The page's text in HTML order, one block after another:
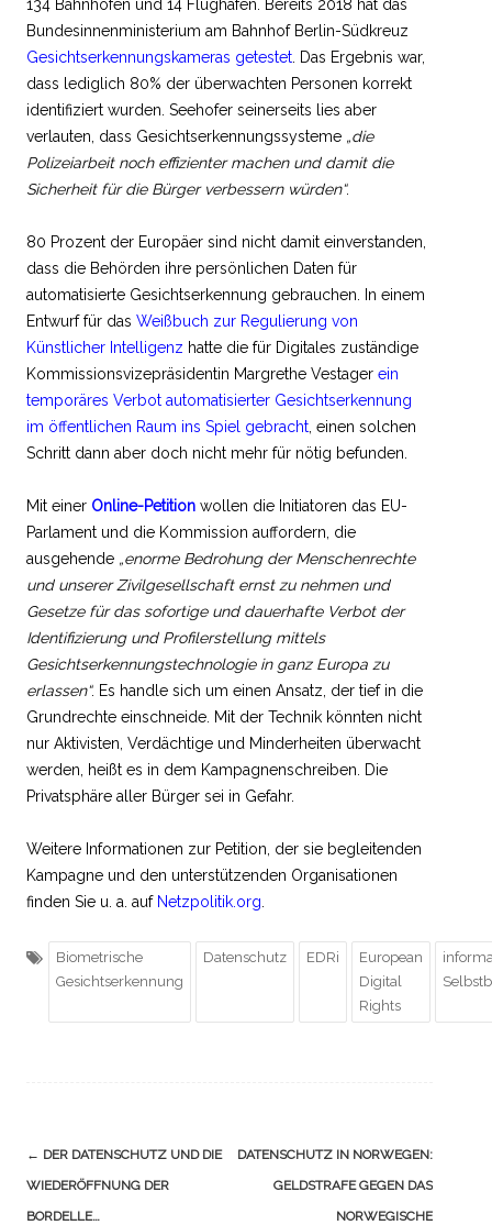
134 Bahnhöfen und 14 Flughäfen. Bereits 2018 hat das
Bundesinnenministerium am Bahnhof Berlin-Südkreuz
Gesichtserkennungskameras getestet . Das Ergebnis war,
dass lediglich 80% der überwachten Personen korrekt
identifiziert wurden. Seehofer seinerseits lies aber
verlauten, dass Gesichtserkennungssysteme „die
Polizeiarbeit noch effizienter machen und damit die
Sicherheit für die Bürger verbessern würden“.
80 Prozent der Europäer sind nicht damit einverstanden,
dass die Behörden ihre persönlichen Daten für
automatisierte Gesichtserkennung gebrauchen. In einem
Entwurf für das Weißbuch zur Regulierung von
Künstlicher Intelligenz hatte die für Digitales zuständige
Kommissionsvizepräsidentin Margrethe Vestager ein
temporäres Verbot automatisierter Gesichtserkennung
im öffentlichen Raum ins Spiel gebracht , einen solchen
Schritt dann aber doch nicht mehr für nötig befunden.
Mit einer Online-Petition wollen die Initiatoren das EU-
Parlament und die Kommission auffordern, die
ausgehende „enorme Bedrohung der Menschenrechte
und unserer Zivilgesellschaft ernst zu nehmen und
Gesetze für das sofortige und dauerhafte Verbot der
Identifizierung und Profilerstellung mittels
Gesichtserkennungstechnologie in ganz Europa zu
erlassen“. Es handle sich um einen Ansatz, der tief in die
Grundrechte einschneide. Mit der Technik könnten nicht
nur Aktivisten, Verdächtige und Minderheiten überwacht
werden, heißt es in dem Kampagnenschreiben. Die
Privatsphäre aller Bürger sei in Gefahr.
Weitere Informationen zur Petition, der sie begleitenden
Kampagne und den unterstützenden Organisationen
finden Sie u. a. auf Netzpolitik.org
Biometrische
Gesichtserkennung
Datenschutz EDRi
European
Digital
Rights
Navigation
(Beiträge)
← DER DATENSCHUTZ UND DIE
WIEDERÖFFNUNG DER
BORDELLE…
DATENSCHUTZ IN NORWEGEN:
GELDSTRAFE GEGEN DAS
NORWEGISCHE